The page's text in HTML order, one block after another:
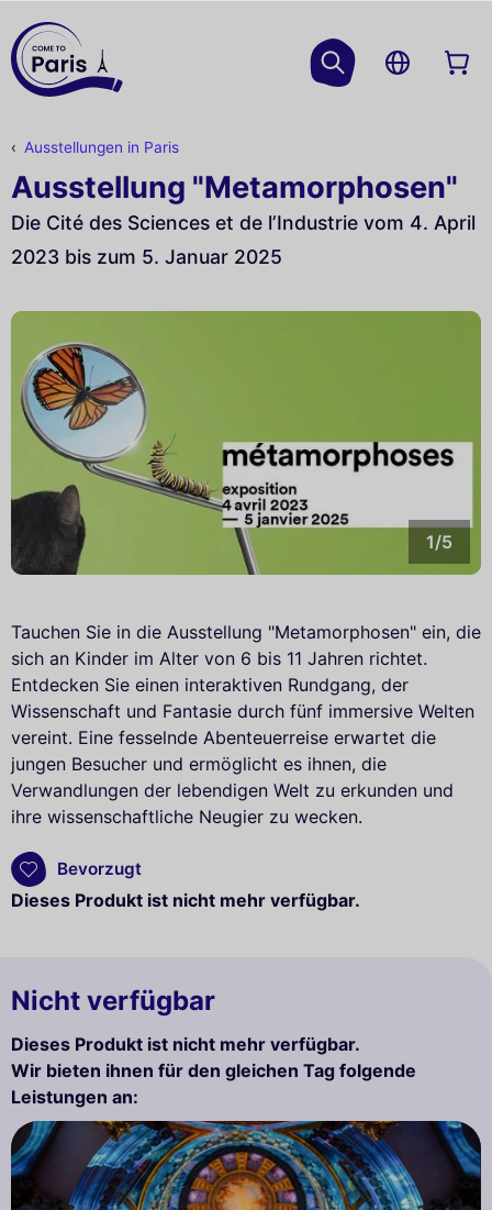
Ausstellungen in Paris
Ausstellung "Metamorphosen"
Die Cité des Sciences et de l’Industrie vom 4. April
2023 bis zum 5. Januar 2025
1/5
Tauchen Sie in die Ausstellung "Metamorphosen" ein, die
sich an Kinder im Alter von 6 bis 11 Jahren richtet.
Entdecken Sie einen interaktiven Rundgang, der
Wissenschaft und Fantasie durch fünf immersive Welten
vereint. Eine fesselnde Abenteuerreise erwartet die
jungen Besucher und ermöglicht es ihnen, die
Verwandlungen der lebendigen Welt zu erkunden und
ihre wissenschaftliche Neugier zu wecken.
Bevorzugt
Dieses Produkt ist nicht mehr verfügbar.
Nicht verfügbar
Dieses Produkt ist nicht mehr verfügbar.
Wir bieten ihnen für den gleichen Tag folgende
Leistungen an: